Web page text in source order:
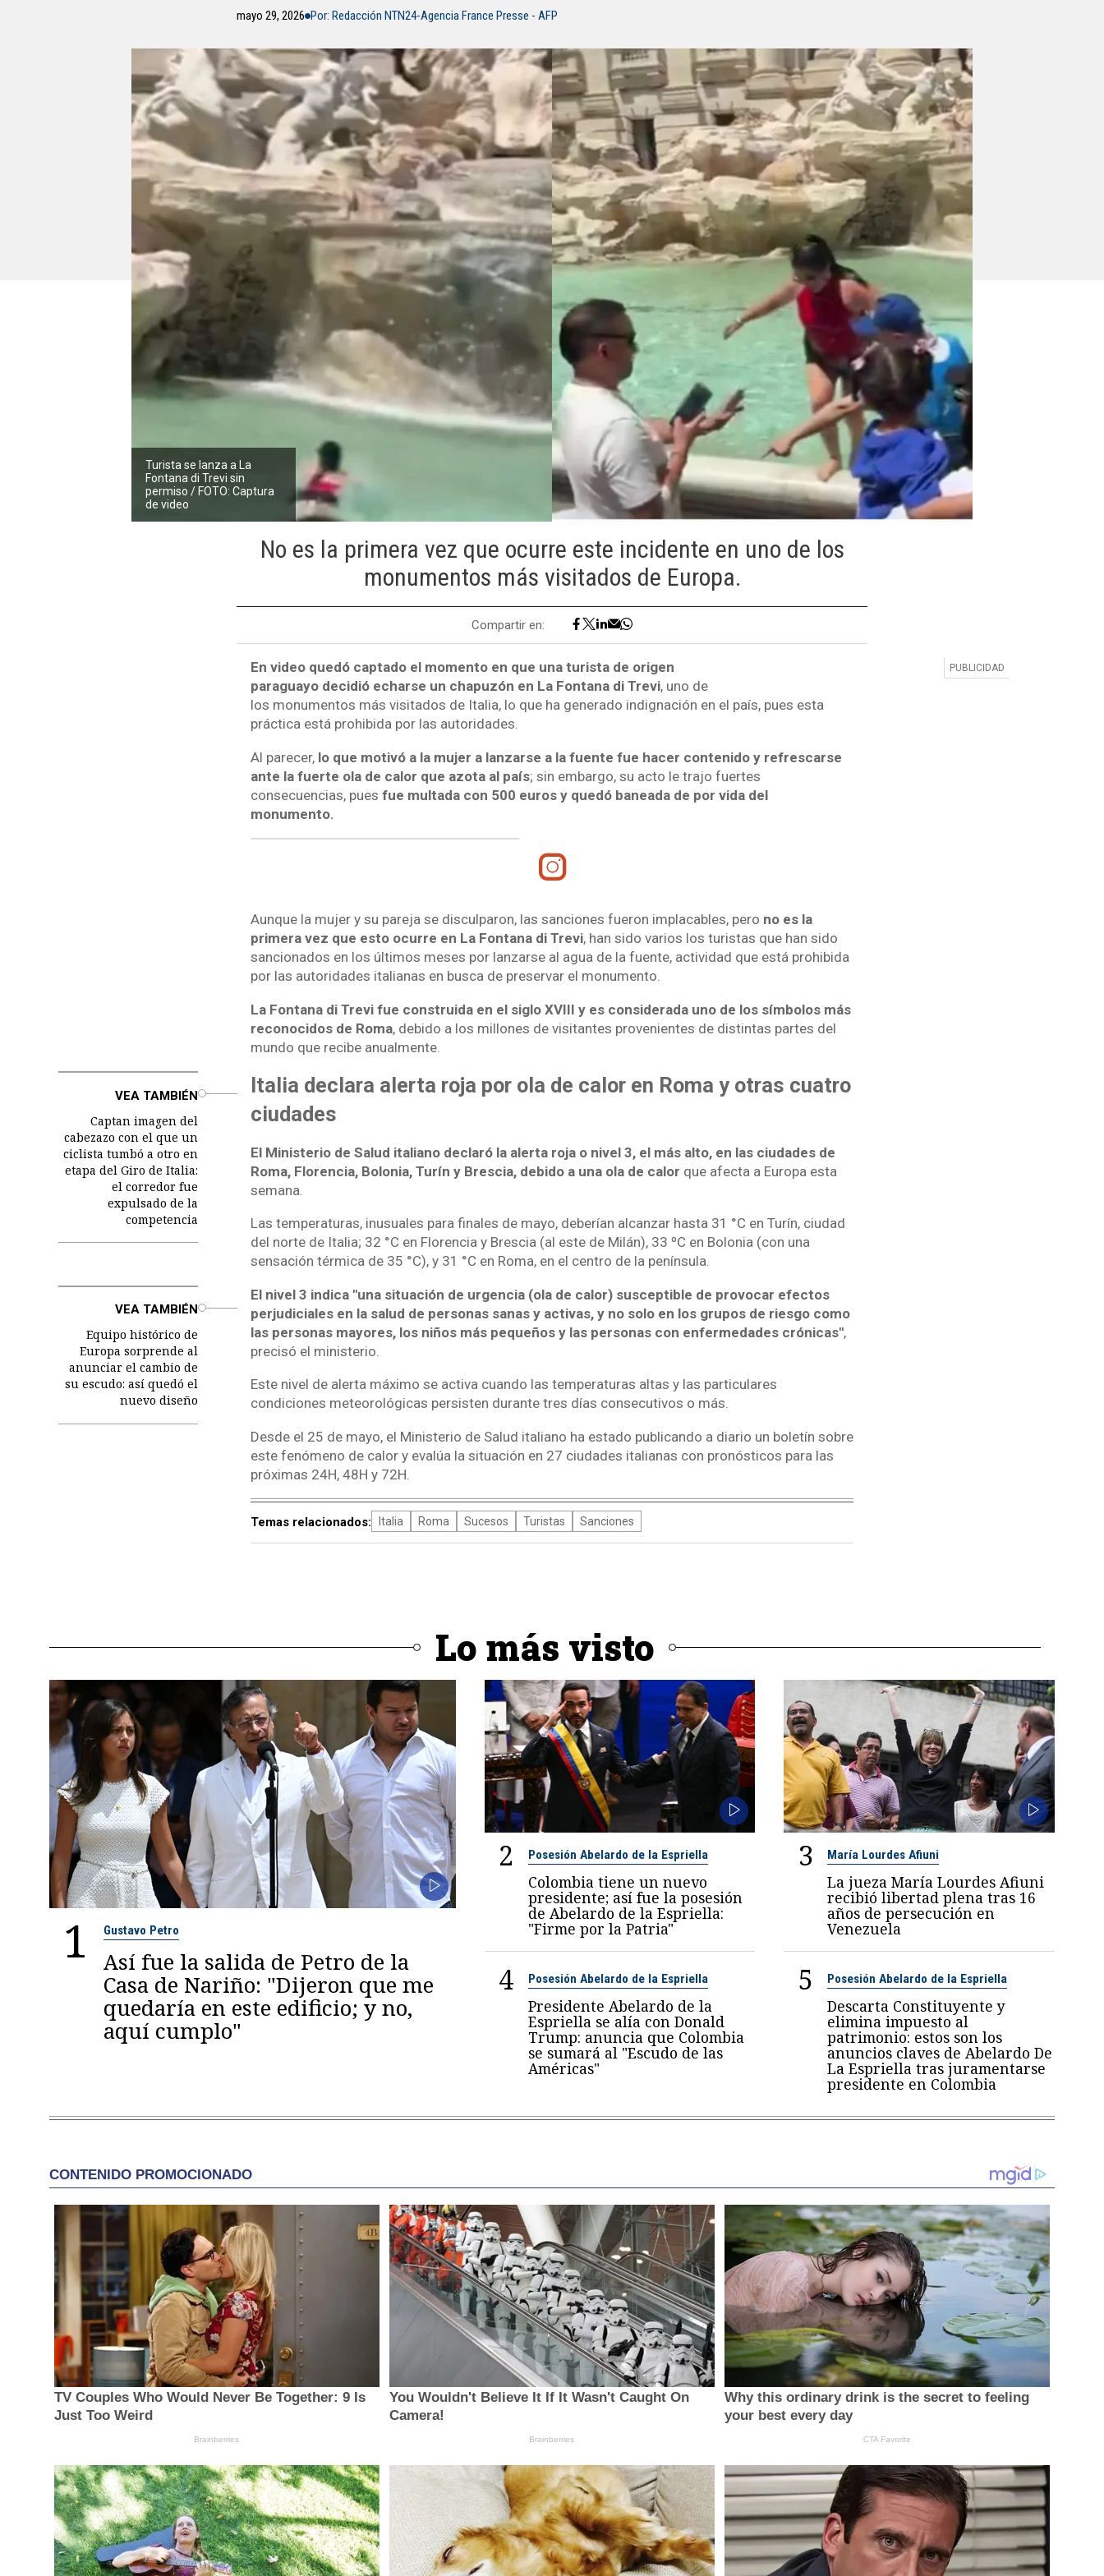
mayo 29, 2026 Por: Redacción NTN24-Agencia France Presse - AFP
Turista se lanza a La
Fontana di Trevi sin
permiso / FOTO: Captura
de video
No es la primera vez que ocurre este incidente en uno de los
monumentos más visitados de Europa.
Compartir en:
En video quedó captado el momento en que una turista de origen
paraguayo decidió echarse un chapuzón en La Fontana di Trevi, uno de
los monumentos más visitados de Italia, lo que ha generado indignación en el país, pues esta
práctica está prohibida por las autoridades.
Al parecer, lo que motivó a la mujer a lanzarse a la fuente fue hacer contenido y refrescarse
ante la fuerte ola de calor que azota al país; sin embargo, su acto le trajo fuertes
consecuencias, pues fue multada con 500 euros y quedó baneada de por vida del
monumento.
Aunque la mujer y su pareja se disculparon, las sanciones fueron implacables, pero no es la
primera vez que esto ocurre en La Fontana di Trevi, han sido varios los turistas que han sido
sancionados en los últimos meses por lanzarse al agua de la fuente, actividad que está prohibida
por las autoridades italianas en busca de preservar el monumento.
La Fontana di Trevi fue construida en el siglo XVIII y es considerada uno de los símbolos más
reconocidos de Roma, debido a los millones de visitantes provenientes de distintas partes del
mundo que recibe anualmente.
VEA TAMBIÉN
Captan imagen del
cabezazo con el que un
ciclista tumbó a otro en
etapa del Giro de Italia:
el corredor fue
expulsado de la
competencia
Italia declara alerta roja por ola de calor en Roma y otras cuatro
ciudades
El Ministerio de Salud italiano declaró la alerta roja o nivel 3, el más alto, en las ciudades de
Roma, Florencia, Bolonia, Turín y Brescia, debido a una ola de calor que afecta a Europa esta
semana.
Las temperaturas, inusuales para finales de mayo, deberían alcanzar hasta 31 °C en Turín, ciudad
del norte de Italia; 32 °C en Florencia y Brescia (al este de Milán), 33 ºC en Bolonia (con una
sensación térmica de 35 °C), y 31 °C en Roma, en el centro de la península.
VEA TAMBIÉN
Equipo histórico de
Europa sorprende al
anunciar el cambio de
su escudo: así quedó el
nuevo diseño
El nivel 3 indica "una situación de urgencia (ola de calor) susceptible de provocar efectos
perjudiciales en la salud de personas sanas y activas, y no solo en los grupos de riesgo como
las personas mayores, los niños más pequeños y las personas con enfermedades crónicas",
precisó el ministerio.
Este nivel de alerta máximo se activa cuando las temperaturas altas y las particulares
condiciones meteorológicas persisten durante tres días consecutivos o más.
Desde el 25 de mayo, el Ministerio de Salud italiano ha estado publicando a diario un boletín sobre
este fenómeno de calor y evalúa la situación en 27 ciudades italianas con pronósticos para las
próximas 24H, 48H y 72H.
Temas relacionados: Italia Roma Sucesos Turistas Sanciones
Lo más visto
1 Gustavo Petro
Así fue la salida de Petro de la
Casa de Nariño: "Dijeron que me
quedaría en este edificio; y no,
aquí cumplo"
2 Posesión Abelardo de la Espriella
Colombia tiene un nuevo
presidente; así fue la posesión
de Abelardo de la Espriella:
"Firme por la Patria"
3 María Lourdes Afiuni
La jueza María Lourdes Afiuni
recibió libertad plena tras 16
años de persecución en
Venezuela
4 Posesión Abelardo de la Espriella
Presidente Abelardo de la
Espriella se alía con Donald
Trump: anuncia que Colombia
se sumará al "Escudo de las
Américas"
5 Posesión Abelardo de la Espriella
Descarta Constituyente y
elimina impuesto al
patrimonio: estos son los
anuncios claves de Abelardo De
La Espriella tras juramentarse
presidente en Colombia